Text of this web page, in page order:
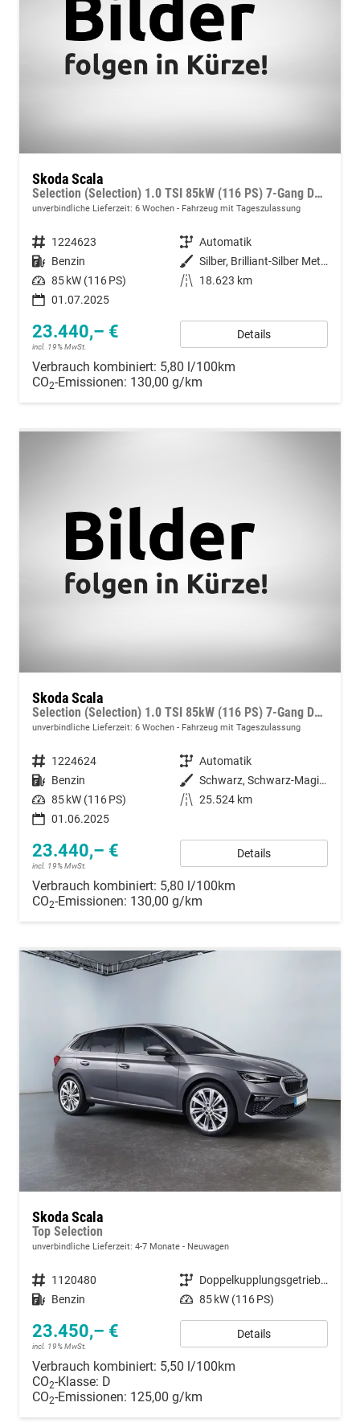
Skoda Scala
Selection (Selection) 1.0 TSI 85kW (116 PS) 7-Gang DSG
unverbindliche Lieferzeit: 6 Wochen Fahrzeug mit Tageszulassung
Fahrzeugnummer 1224623 Getriebe Automatik
Kraftstoff Benzin Außenfarbe
Silber, Brilliant-Silber Metallic (8E)
Leistung 85 kW (116 PS) Kilometerstand
18.623 km
01.07.2025
23.440,– €
incl. 19% MwSt.
Details
Verbrauch kombiniert: 5,80 l/100km
CO2-Emissionen: 130,00 g/km
Skoda Scala
Selection (Selection) 1.0 TSI 85kW (116 PS) 7-Gang DSG
unverbindliche Lieferzeit: 6 Wochen Fahrzeug mit Tageszulassung
Fahrzeugnummer 1224624 Getriebe Automatik
Kraftstoff Benzin Außenfarbe
Schwarz, Schwarz-Magic Perleffekt (1Z)
Leistung 85 kW (116 PS) Kilometerstand 25.524 km
01.06.2025
23.440,– €
incl. 19% MwSt.
Details
Verbrauch kombiniert: 5,80 l/100km
CO2-Emissionen: 130,00 g/km
Skoda Scala
Top Selection
unverbindliche Lieferzeit: 4-7 Monate Neuwagen
Fahrzeugnummer 1120480 Getriebe
Doppelkupplungsgetriebe (DSG)
Kraftstoff Benzin Leistung 85 kW (116 PS)
23.450,– €
incl. 19% MwSt.
Details
Verbrauch kombiniert: 5,50 l/100km
CO2-Klasse: D
CO2-Emissionen: 125,00 g/km